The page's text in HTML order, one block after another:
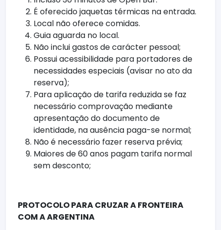
É oferecido jaquetas térmicas na entrada.
Local não oferece comidas.
Guia aguarda no local.
Não inclui gastos de carácter pessoal;
Possui acessibilidade para portadores de
necessidades especiais (avisar no ato da
reserva);
Para aplicação de tarifa reduzida se faz
necessário comprovação mediante
apresentação do documento de
identidade, na ausência paga-se normal;
Não é necessário fazer reserva prévia;
Maiores de 60 anos pagam tarifa normal
sem desconto;
PROTOCOLO PARA CRUZAR A FRONTEIRA
COM A ARGENTINA